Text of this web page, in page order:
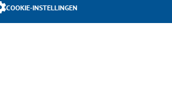
commerce
COOKIE-INSTELLINGEN